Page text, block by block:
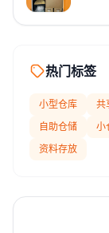
热门标签
小型仓库 共
自助仓储
小
资料存放